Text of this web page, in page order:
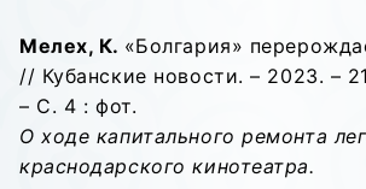
Мелех, К. «Болгария»
// Кубанские новости. – 2023. –
– С. 4 : фот.
О ходе капитального ремонта
краснодарского кинотеатра.